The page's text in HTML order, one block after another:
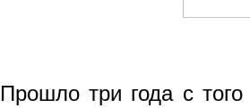
Прошло три года с